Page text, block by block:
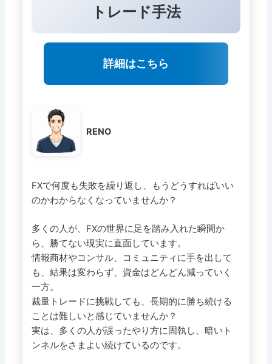
トレード手法
詳細はこちら
RENO
FXで何度も失敗を繰り返し、もうどうすればいい
のかわからなくなっていませんか？
多くの人が、FXの世界に足を踏み入れた瞬間か
ら、勝てない現実に直面しています。
情報商材やコンサル、コミュニティに手を出して
も、結果は変わらず、資金はどんどん減っていく
一方。
裁量トレードに挑戦しても、長期的に勝ち続ける
ことは難しいと感じていませんか？
実は、多くの人が誤ったやり方に固執し、暗いト
ンネルをさまよい続けているのです。